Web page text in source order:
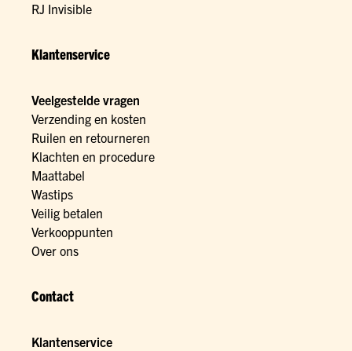
RJ Invisible
Klantenservice
Veelgestelde vragen
Verzending en kosten
Ruilen en retourneren
Klachten en procedure
Maattabel
Wastips
Veilig betalen
Verkooppunten
Over ons
Contact
Klantenservice